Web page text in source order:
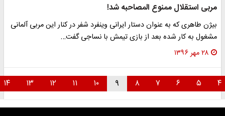
مربی استقلال ممنوع المصاحبه شد!
بیژن طاهری که به عنوان دستار ایرانی وینفرد شفر در کنار این مربی آلمانی
مشغول به کار شده بعد از بازی تیمش با نساجی گفت…
۲۸ مهر ۱۳۹۶
۱۰ ۱۲ ۱۳ ۱۴